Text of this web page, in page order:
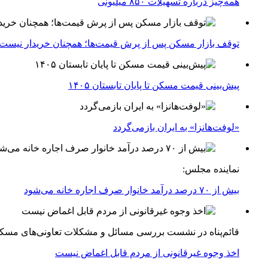
توقف بازار مسکن پس از پرش قیمت‌ها؛ همچنان خریدار
پیش‌بینی قیمت مسکن تا پایان تابستان ۱۴۰۵
«لوفت‌هانزا» به ایران بازمی‌گردد
نماینده مجلس:
بیش از ۷۰ درصد درآمد خانوار صرف اجاره خانه می‌شود
قائم‌پناه در نشست بررسی مسائل و مشکلات تعاونی‌های
اخذ وجوه غیرقانونی از مردم قابل اغماض نیست